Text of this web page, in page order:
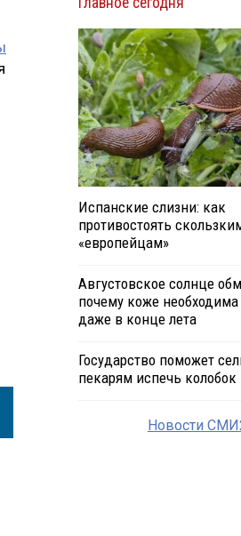
Испанские слизни: как
противостоять
«европейцам»
Августовское солнце
почему коже
даже в конце лета
Государство поможет
пекарям испечь колобок
Новости